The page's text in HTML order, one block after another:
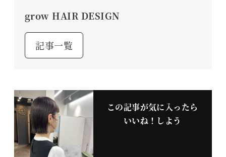
grow HAIR DESIGN
記事一覧
この記事が気に入ったら
いいね！しよう